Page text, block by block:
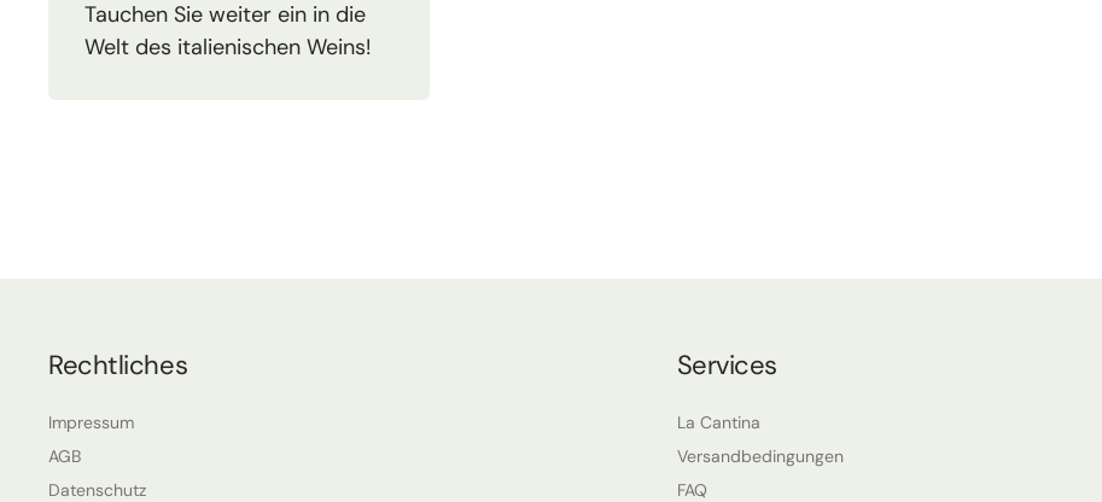
Tauchen Sie weiter ein in die
Welt des italienischen Weins!
Rechtliches
Impressum
AGB
Datenschutz
Services
La Cantina
Versandbedingungen
FAQ